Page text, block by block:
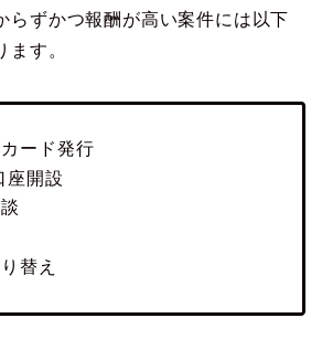
らずかつ報酬が高い案件には以下
ます。
ード発行
座開設
替え